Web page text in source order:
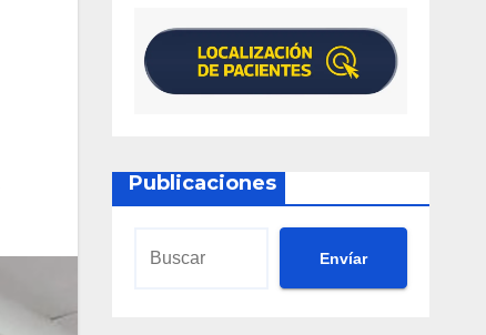
Publicaciones
Envíar